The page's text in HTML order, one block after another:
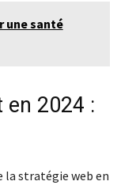
une santé
en 2024 :
la stratégie web en